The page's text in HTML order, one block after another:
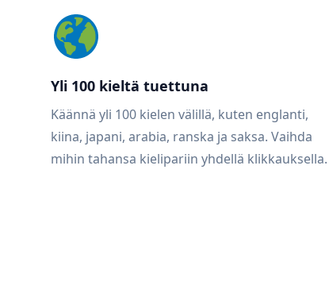
Yli 100 kieltä tuettuna
Käännä yli 100 kielen välillä, kuten englanti,
kiina, japani, arabia, ranska ja saksa. Vaihda
mihin tahansa kielipariin yhdellä klikkauksella.